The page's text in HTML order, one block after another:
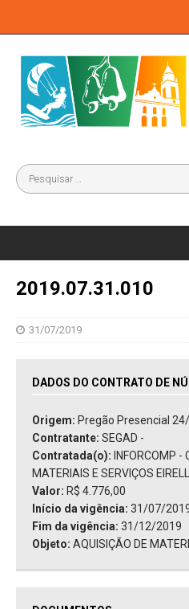
2019.07.31.010
31/07/2019
DADOS DO CONTRATO DE
Origem: Pregão Presencial
Contratante: SEGAD -
Contratada(o): INFORCOMP -
MATERIAIS E SERVIÇOS
Valor: R$ 4.776,00
Início da vigência: 31/07/
Fim da vigência: 31/12/2019
Objeto: AQUISIÇÃO DE